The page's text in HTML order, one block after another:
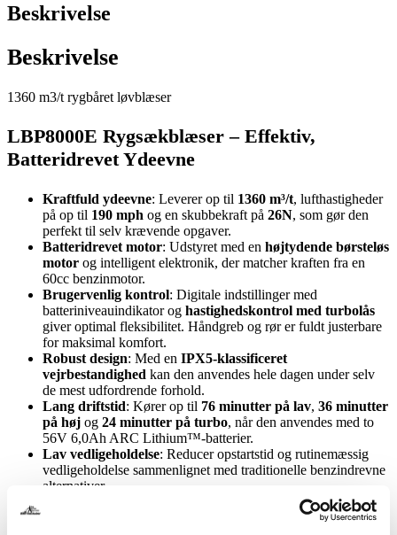
Beskrivelse
Beskrivelse
1360 m3/t rygbåret løvblæser
LBP8000E Rygsækblæser – Effektiv,
Batteridrevet Ydeevne
Kraftfuld ydeevne: Leverer op til 1360 m³/t, lufthastigheder
på op til 190 mph og en skubbekraft på 26N, som gør den
perfekt til selv krævende opgaver.
Batteridrevet motor: Udstyret med en højtydende børsteløs
motor og intelligent elektronik, der matcher kraften fra en
60cc benzinmotor.
Brugervenlig kontrol: Digitale indstillinger med
batteriniveauindikator og hastighedskontrol med turbolås
giver optimal fleksibilitet. Håndgreb og rør er fuldt justerbare
for maksimal komfort.
Robust design: Med en IPX5-klassificeret
vejrbestandighed kan den anvendes hele dagen under selv
de mest udfordrende forhold.
Lang driftstid: Kører op til 76 minutter på lav, 36 minutter
på høj og 24 minutter på turbo, når den anvendes med to
56V 6,0Ah ARC Lithium™-batterier.
Lav vedligeholdelse: Reducer opstartstid og rutinemæssig
vedligeholdelse sammenlignet med traditionelle benzindrevne
alternativer.
LBP8000E rygsækblæseren er det professionelle valg til dem,